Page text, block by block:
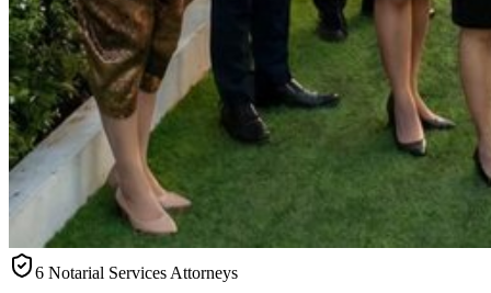
6 Notarial Services Attorneys